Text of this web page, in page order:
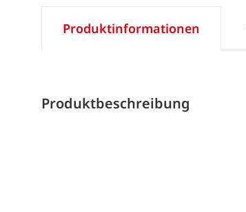
Produktinformationen
Produktbeschreibung